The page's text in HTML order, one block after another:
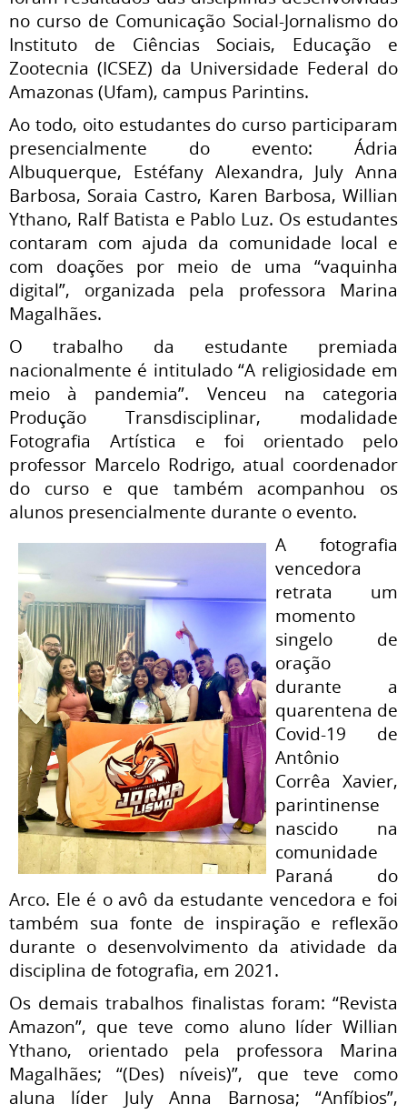
no curso de Comunicação Social-Jornalismo do
Instituto de Ciências Sociais, Educação e
Zootecnia (ICSEZ) da Universidade Federal do
Amazonas (Ufam), campus Parintins.
Ao todo, oito estudantes do curso participaram
presencialmente do evento: Ádria
Albuquerque, Estéfany Alexandra, July Anna
Barbosa, Soraia Castro, Karen Barbosa, Willian
Ythano, Ralf Batista e Pablo Luz. Os estudantes
contaram com ajuda da comunidade local e
com doações por meio de uma “vaquinha
digital”, organizada pela professora Marina
Magalhães.
O trabalho da estudante premiada
nacionalmente é intitulado “A religiosidade em
meio à pandemia”. Venceu na categoria
Produção Transdisciplinar, modalidade
Fotografia Artística e foi orientado pelo
professor Marcelo Rodrigo, atual coordenador
do curso e que também acompanhou os
alunos presencialmente durante o evento.
A fotografia
vencedora
retrata um
momento
singelo de
oração
durante a
quarentena de
Covid-19 de
Antônio
Corrêa Xavier,
parintinense
nascido na
comunidade
Paraná do
Arco. Ele é o avô da estudante vencedora e foi
também sua fonte de inspiração e reflexão
durante o desenvolvimento da atividade da
disciplina de fotografia, em 2021.
Os demais trabalhos finalistas foram: “Revista
Amazon”, que teve como aluno líder Willian
Ythano, orientado pela professora Marina
Magalhães; “(Des) níveis)”, que teve como
aluna líder July Anna Barnosa; “Anfíbios”,